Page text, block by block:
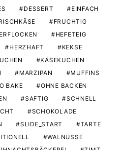
DESSERT
EINFACH
FRUCHTIG
HEFETEIG
HERZHAFT
KEKSE
KÄSEKUCHEN
MARZIPAN
MUFFINS
BAKE
OHNE BACKEN
SAFTIG
SCHNELL
SCHOKOLADE
SLIDE_START
TARTE
WALNÜSSE